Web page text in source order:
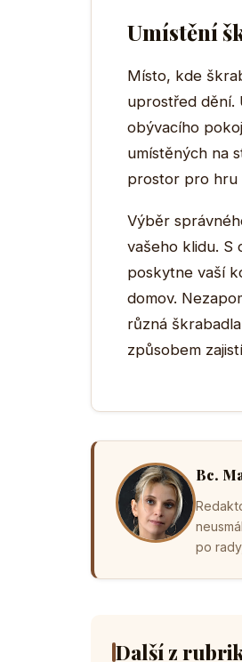
Umístění
Místo, kde
uprostřed dění.
obývacího
umístěných na
prostor pro hru
Výběr
vašeho klidu. S
poskytne vaší
domov.
různá
způsobem
Bc.
po
Další z